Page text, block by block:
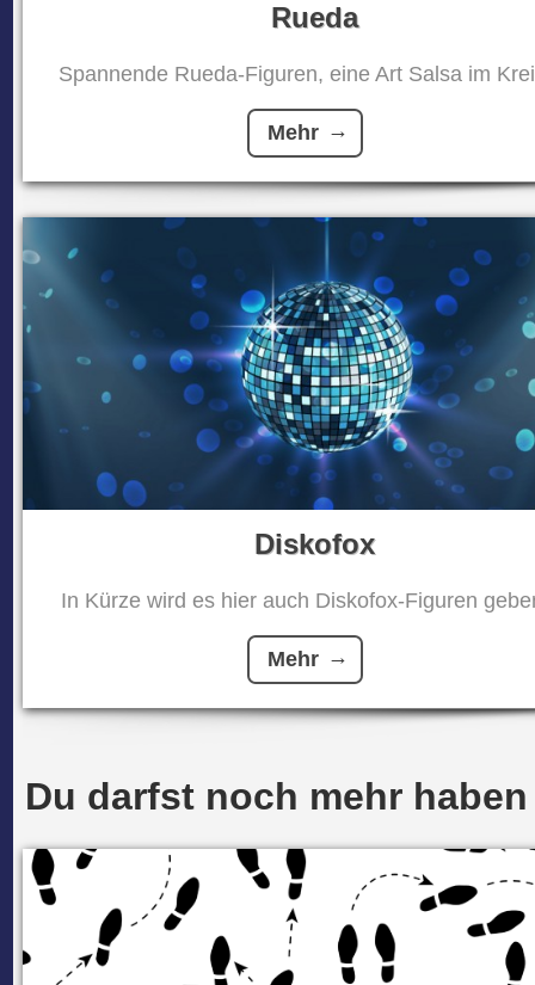
Rueda
Spannende Rueda-Figuren, eine Art Salsa im
Mehr
Diskofox
In Kürze wird es hier auch Diskofox-Figuren
Mehr
Du darfst noch mehr haben